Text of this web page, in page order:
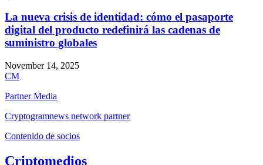
La nueva crisis de identidad: cómo el pasaporte
digital del producto redefinirá las cadenas de
suministro globales
November 14, 2025
CM
Partner Media
Cryptogramnews network partner
Contenido de socios
Criptomedios